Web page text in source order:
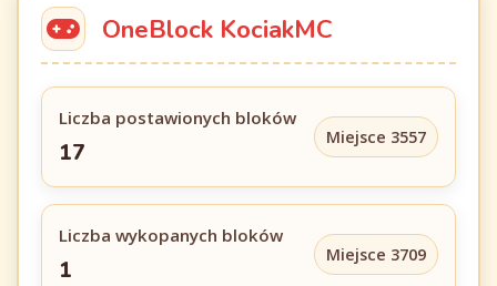
OneBlock KociakMC
Liczba postawionych bloków
17
Miejsce 3557
Liczba wykopanych bloków
1
Miejsce 3709